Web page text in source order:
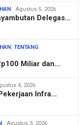
Agustus 5, 2026
Delegas…
, TENTANG
Miliar dan…
4, 2026
Infra…
Agustus 3, 2026